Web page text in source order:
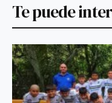
Te puede